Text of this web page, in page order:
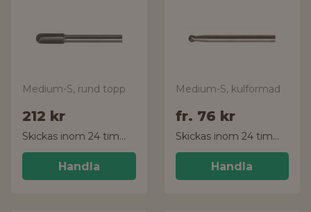
Medium-S, rund topp
212 kr
Skickas inom 24 timmar!
Handla
Medium-S, kulformad
fr. 76 kr
Skickas inom 24 timmar!
Handla